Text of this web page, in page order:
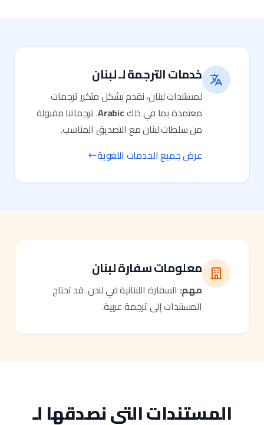
خدمات الترجمة لـ لبنان
لمستندات لبنان، نقدم بشكل متكرر ترجمات
معتمدة بما في ذلكArabic. ترجماتنا مقبولة
من سلطات لبنان مع التصديق المناسب.
عرض جميع الخدمات اللغوية
معلومات سفارة لبنان
مهم: السفارة اللبنانية في لندن. قد تحتاج
المستندات إلى ترجمة عربية.
المستندات التي نصدقها لـ